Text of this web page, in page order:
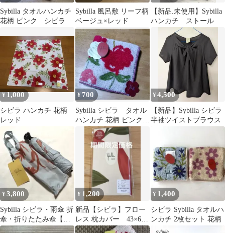
Sybilla タオルハンカチ
花柄 ピンク シビラ
Sybilla 風呂敷 リーフ柄
ベージュ×レッド
【新品.未使用】Sybilla
ハンカチ ストール
¥1,000
シビラ ハンカチ 花柄
レッド
¥700
Sybilla シビラ タオル
ハンカチ 花柄 ピンク
レッド
¥4,500
【新品】Sybilla シビラ
半袖ツイストブラウス
¥3,800
Sybilla シビラ・雨傘 折
傘・折りたたみ傘【水
色・薄ブルー】お花柄
¥ 1,200
新品【シビラ】フロー
レス 枕カバー 43×63
ベージュ
¥ 1,400
シビラ Sybilla タオルハ
ンカチ 2枚セット 花柄